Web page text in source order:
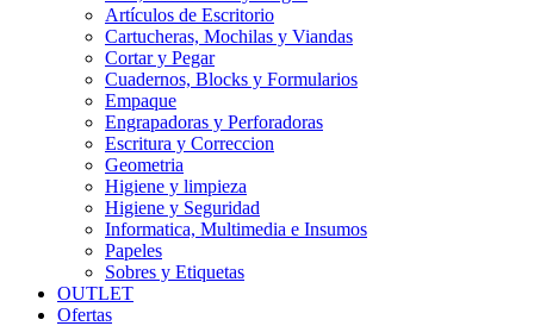
Artículos de Escritorio
Cartucheras, Mochilas y Viandas
Cortar y Pegar
Cuadernos, Blocks y Formularios
Empaque
Engrapadoras y Perforadoras
Escritura y Correccion
Geometria
Higiene y limpieza
Higiene y Seguridad
Informatica, Multimedia e Insumos
Papeles
Sobres y Etiquetas
OUTLET
Ofertas